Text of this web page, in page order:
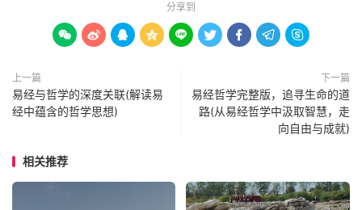
分享到
        
上一篇
易经与哲学的深度关联(解读易
经中蕴含的哲学思想)
下一篇
易经哲学完整版，追寻生命的道
路(从易经哲学中汲取智慧，走
向自由与成就)
相关推荐